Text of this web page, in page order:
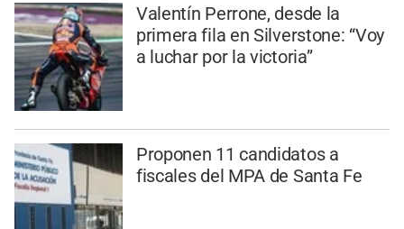
Valentín Perrone, desde la
primera fila en Silverstone: “Voy
a luchar por la victoria”
Proponen 11 candidatos a
fiscales del MPA de Santa Fe